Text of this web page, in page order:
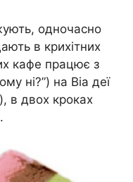
одночасно
в крихітних
кафе працює з
ні?”) на Віа деї
в двох кроках